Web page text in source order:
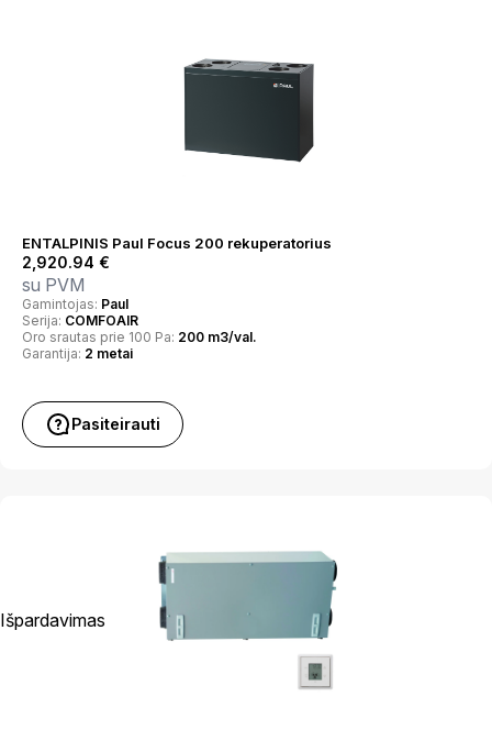
ENTALPINIS Paul Focus 200 rekuperatorius
2,920.94 €
su PVM
Gamintojas: Paul
Serija: COMFOAIR
Oro srautas prie 100 Pa: 200 m3/val.
Garantija: 2 metai
Pasiteirauti
Išpardavimas